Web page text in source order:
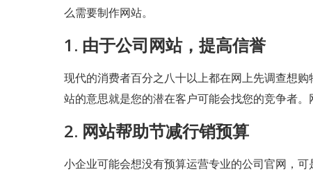
么需要制作网站。
1. 由于公司网站，提高信誉
现代的消费者百分之八十以上都在网上先调查想
站的意思就是您的潜在客户可能会找您的竞争者。
2. 网站帮助节减行销预算
小企业可能会想没有预算运营专业的公司官网，